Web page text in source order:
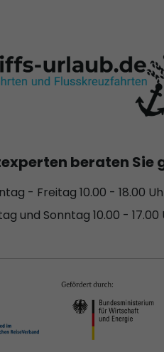
beraten Sie
- Freitag 10.00 - 18.00
und Sonntag 10.00 - 17.00